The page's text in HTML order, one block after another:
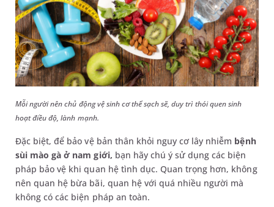
Mỗi người nên chủ động vệ sinh cơ thể sạch sẽ, duy trì thói quen sinh
hoạt điều độ, lành mạnh.
Đặc biệt, để bảo vệ bản thân khỏi nguy cơ lây nhiễm bệnh
sùi mào gà ở nam giới, bạn hãy chú ý sử dụng các biện
pháp bảo vệ khi quan hệ tình dục. Quan trọng hơn, không
nên quan hệ bừa bãi, quan hệ với quá nhiều người mà
không có các biện pháp an toàn.